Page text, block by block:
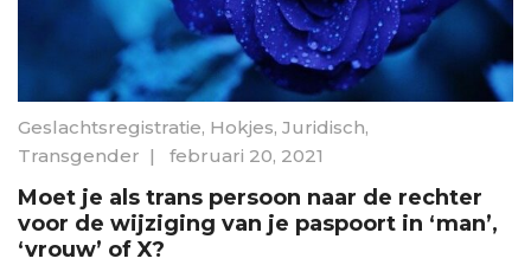
Geslachtsregistratie, Hokjes, Juridisch,
Transgender | februari 20, 2021
Moet je als trans persoon naar de rechter
voor de wijziging van je paspoort in ‘man’,
‘vrouw’ of X?